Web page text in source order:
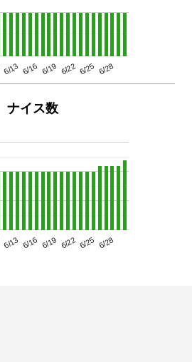
6/13 6/16 6/19 6/22 6/25 6/28
ナイス数
6/13 6/16 6/19 6/22 6/25 6/28